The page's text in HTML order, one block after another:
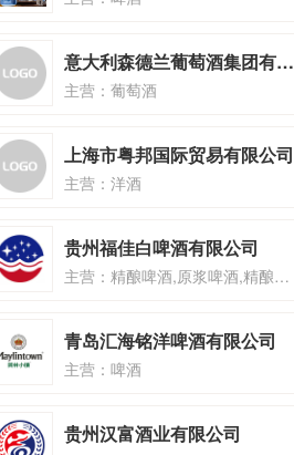
意大利森德兰葡萄酒集团有限公司
主营：葡萄酒
上海市粤邦国际贸易有限公司
主营：洋酒
贵州福佳白啤酒有限公司
主营：精酿啤酒,原浆啤酒,精酿啤酒王
青岛汇海铭洋啤酒有限公司
主营：啤酒
贵州汉富酒业有限公司